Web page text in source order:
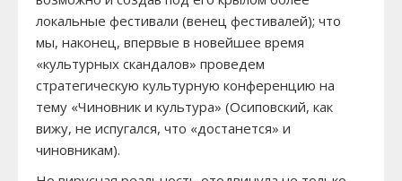
локальные фестивали (венец фестивалей); что
мы, наконец, впервые в новейшее время
«культурных скандалов» проведем
стратегическую культурную конференцию на
тему «Чиновник и культура» (Осиповский, как
вижу, не испугался, что «достанется» и
чиновникам).